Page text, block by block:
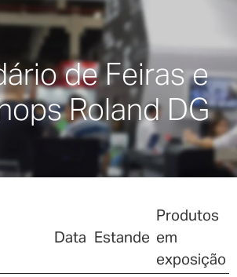
de Feiras e
Roland DG
Data Estande
Produtos
em
exposição